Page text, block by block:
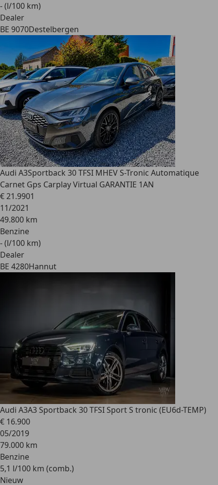
- (l/100 km)
Dealer
BE 9070Destelbergen
Audi A3Sportback 30 TFSI MHEV S-Tronic Automatique
Carnet Gps Carplay Virtual GARANTIE 1AN
€ 21.9901
11/2021
49.800 km
Benzine
- (l/100 km)
Dealer
BE 4280Hannut
Audi A3A3 Sportback 30 TFSI Sport S tronic (EU6d-TEMP)
€ 16.900
05/2019
79.000 km
Benzine
5,1 l/100 km (comb.)
Nieuw